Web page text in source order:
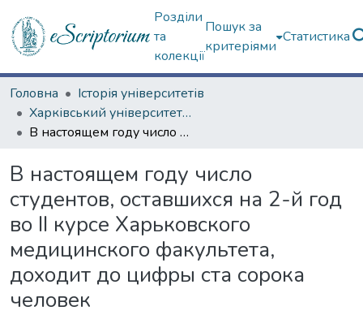
Розділи
та
колекції
Пошук за
критеріями
Статистика
Головна
Історія університетів
Харківський університет (сторінками періодичних видань)
В настоящем году число студентов, оставшихся на 2-й год во ІІ курсе Харьковского медицинского факультета, доходит до цифры ста сорока человек
В настоящем году число
студентов, оставшихся на 2-й год
во ІІ курсе Харьковского
медицинского факультета,
доходит до цифры ста сорока
человек